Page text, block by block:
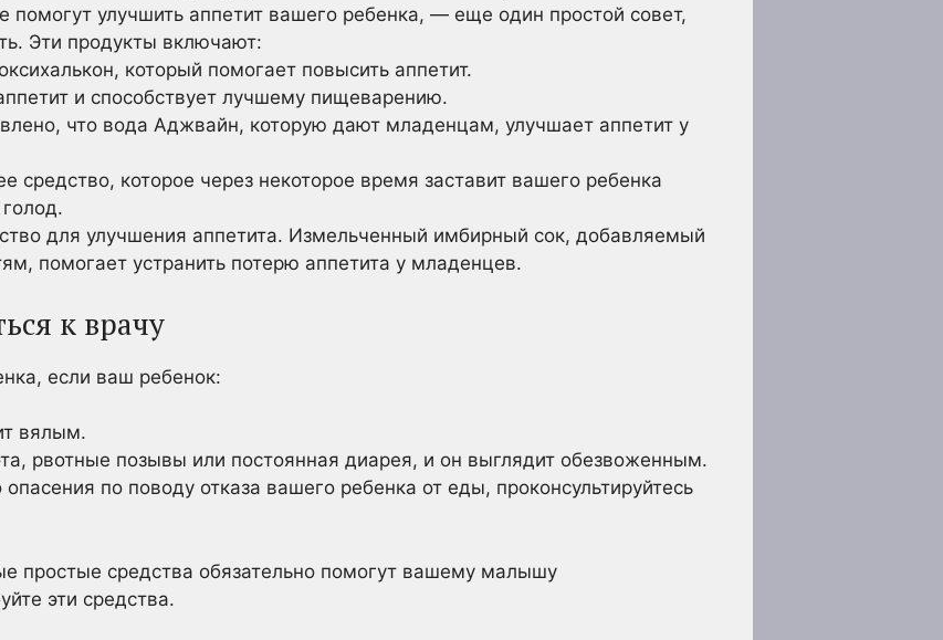
помогут улучшить аппетит вашего ребенка, — еще один простой совет,
Эти продукты включают:
который помогает повысить аппетит.
и способствует лучшему пищеварению.
что вода Аджвайн, которую дают младенцам, улучшает аппетит у
средство, которое через некоторое время заставит вашего ребенка
для улучшения аппетита. Измельченный имбирный сок, добавляемый
помогает устранить потерю аппетита у младенцев.
к врачу
если ваш ребенок:
вялым.
рвотные позывы или постоянная диарея, и он выглядит обезвоженным.
по поводу отказа вашего ребенка от еды, проконсультируйтесь
простые средства обязательно помогут вашему малышу
эти средства.